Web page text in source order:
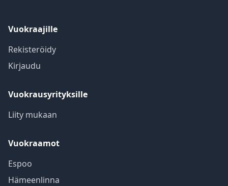
Vuokraajille
Rekisteröidy
Kirjaudu
Vuokrausyrityksille
Liity mukaan
Vuokraamot
Espoo
Hämeenlinna